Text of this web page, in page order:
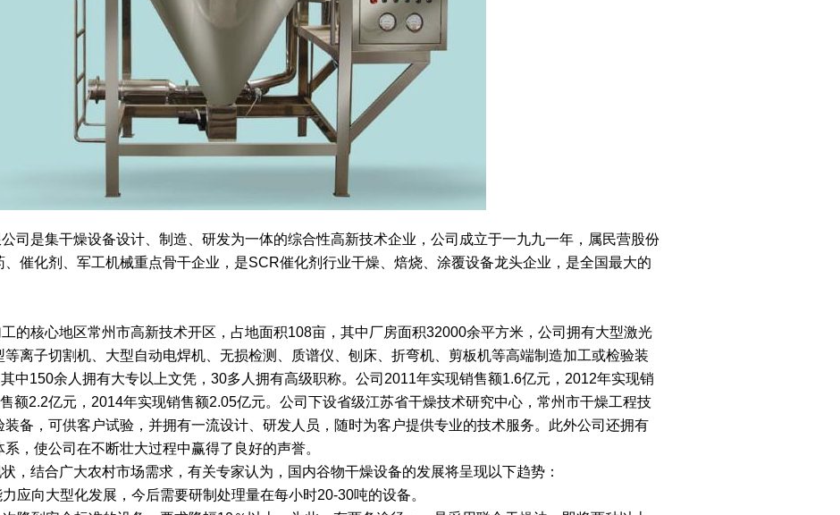
是集干燥设备设计、制造、研发为一体的综合性高新技术企业，公司成立于一九九一年，属民营股份
催化剂、军工机械重点骨干企业，是SCR催化剂行业干燥、焙烧、涂覆设备龙头企业，是全国最大的
核心地区常州市高新技术开区，占地面积108亩，其中厂房面积32000余平方米，公司拥有大型激光
离子切割机、大型自动电焊机、无损检测、质谱仪、刨床、折弯机、剪板机等高端制造加工或检验装
中150余人拥有大专以上文凭，30多人拥有高级职称。公司2011年实现销售额1.6亿元，2012年实现销
额2.2亿元，2014年实现销售额2.05亿元。公司下设省级江苏省干燥技术研究中心，常州市干燥工程技
备，可供客户试验，并拥有一流设计、研发人员，随时为客户提供专业的技术服务。此外公司还拥有
，使公司在不断壮大过程中赢得了良好的声誉。
结合广大农村市场需求，有关专家认为，国内谷物干燥设备的发展将呈现以下趋势：
应向大型化发展，今后需要研制处理量在每小时20-30吨的设备。